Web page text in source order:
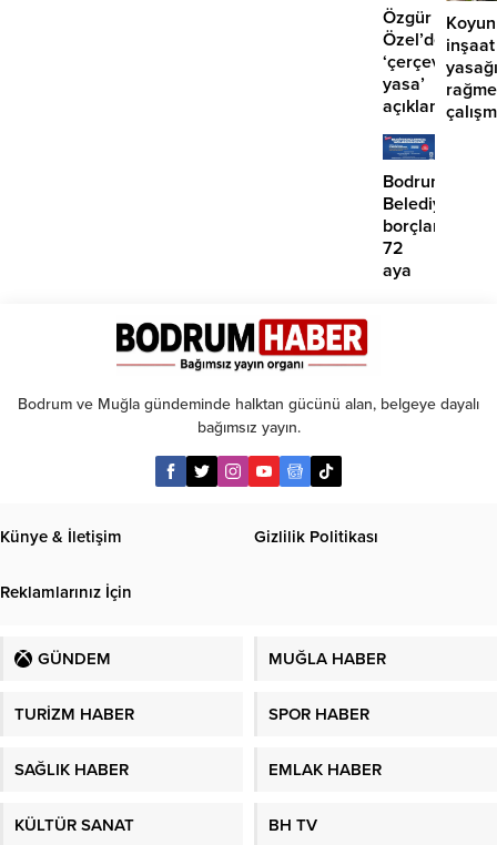
Özgür
Özel’den
‘çerçeve
yasa’
açıklaması:
‘İmza
atma
çabamız
yok’
inşaat
Bodrum
borçlara
72
aya
Bodrum ve Muğla gündeminde halktan gücünü alan, belgeye dayalı
bağımsız yayın.
Künye & İletişim Gizlilik Politikası
Reklamlarınız İçin
GÜNDEM MUĞLA HABER
TURİZM HABER SPOR HABER
SAĞLIK HABER EMLAK HABER
KÜLTÜR SANAT BH TV